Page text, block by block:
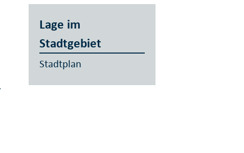
Lage im
Stadtgebiet
Stadtplan